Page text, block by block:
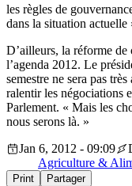
les règles de
dans la situation actuelle
D’ailleurs, la réforme
l’agenda 2012. Le
semestre ne sera pas
ralentir les négociations
Parlement. « Mais les
nous serons là. »
Jan 6, 2012 - 09:09
Agriculture &
Print Partager